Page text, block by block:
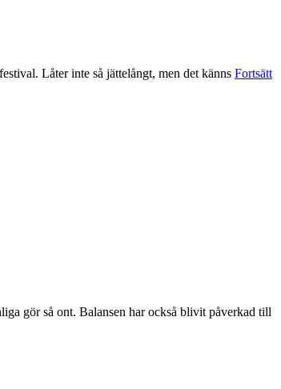
Låter inte så jättelångt, men det känns Fortsätt
gör så ont. Balansen har också blivit påverkad till